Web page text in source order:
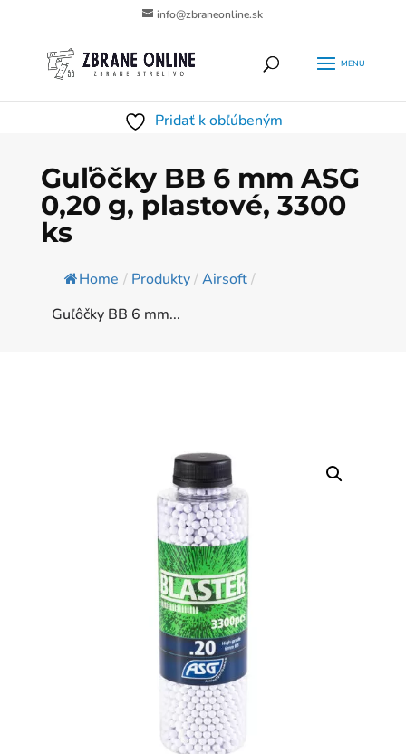
info@zbraneonline.sk
Pridať k obľúbeným
Guľôčky BB 6 mm ASG
0,20 g, plastové, 3300
ks
Home / Produkty/Airsoft/
Guľôčky BB 6 mm...